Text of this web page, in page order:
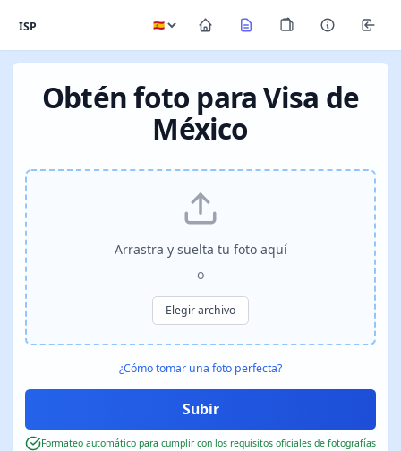
ISP
Obtén foto para Visa de
México
Arrastra y suelta tu foto aquí
o
Elegir archivo
¿Cómo tomar una foto perfecta?
Formateo automático para cumplir con los requisitos oficiales de fotografías